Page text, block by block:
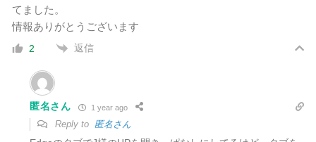
てました。
情報ありがとうございます
2 返信
匿名さん 1 year ago
Reply to 匿名さん